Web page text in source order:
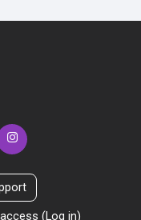
(Log in)